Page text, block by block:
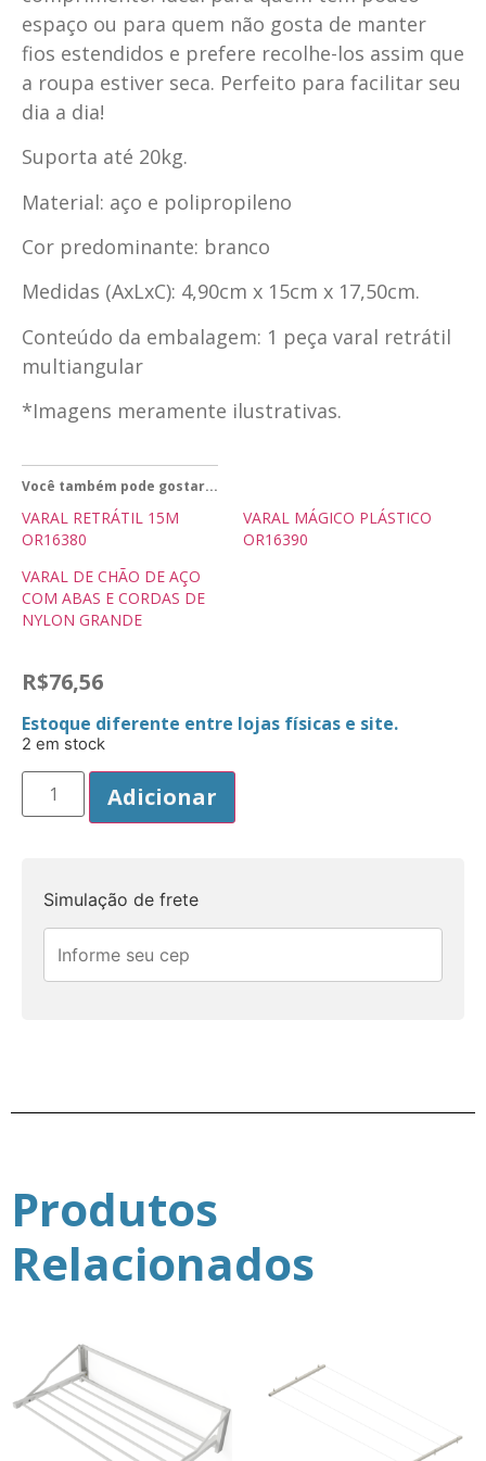
espaço ou para quem não gosta de manter
fios estendidos e prefere recolhe-los assim que
a roupa estiver seca. Perfeito para facilitar seu
dia a dia!
Suporta até 20kg.
Material: aço e polipropileno
Cor predominante: branco
Medidas (AxLxC): 4,90cm x 15cm x 17,50cm.
Conteúdo da embalagem: 1 peça varal retrátil
multiangular
*Imagens meramente ilustrativas.
Você também pode gostar...
VARAL RETRÁTIL 15M
OR16380
VARAL MÁGICO PLÁSTICO
OR16390
VARAL DE CHÃO DE AÇO
COM ABAS E CORDAS DE
NYLON GRANDE
R$76,56
Estoque diferente entre lojas físicas e site.
2 em stock
Adicionar
Simulação de frete
Produtos
Relacionados